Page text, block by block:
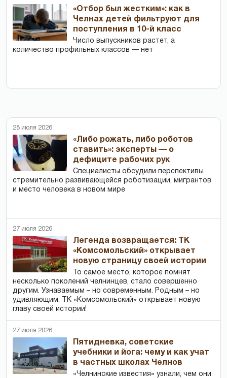
«Отбор был жестким»: как в
Челнах детей фильтруют для
поступления в 10-й класс
Число выпускников растет, а
количество профильных классов — нет
28 июля 2026
«Либо рожать, либо роботов
ставить»: эксперты — о
дефиците рабочих рук
Специалисты обсудили перспективы
стремительно развивающейся роботизации, мигрантов
и место человека в новом мире
27 июля 2026
Легенда возвращается: ТК
«Комсомольский» открывает
новую страницу своей истории
То самое место, которое помнят
несколько поколений челнинцев, стало совершенно
другим. Узнаваемым – но современным. Родным – но
удивляющим. ТК «Комсомольский» открывает новую
главу своей истории!
27 июля 2026
Пятидневка, советские
учебники и йога: чему и как учат
в частных школах Челнов
«Челнинские известия» узнали, чем они